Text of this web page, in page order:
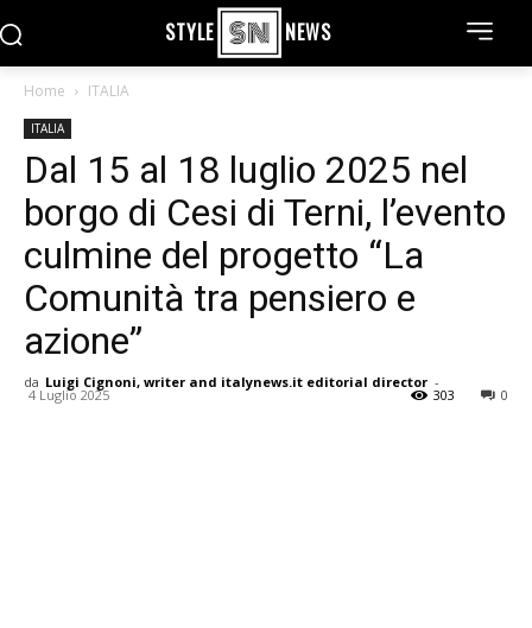
STYLE NEWS
Home ITALIA
ITALIA
Dal 15 al 18 luglio 2025 nel
borgo di Cesi di Terni, l’evento
culmine del progetto “La
Comunità tra pensiero e
azione”
da Luigi Cignoni, writer and italynews.it editorial director -
4 Luglio 2025 0
303